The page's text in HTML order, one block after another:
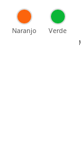
Naranjo
Verde